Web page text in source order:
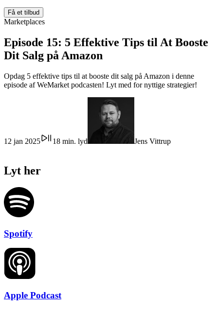
Få et tilbud
Marketplaces
Episode 15: 5 Effektive Tips til At Booste
Dit Salg på Amazon
Opdag 5 effektive tips til at booste dit salg på Amazon i denne
episode af WeMarket podcasten! Lyt med for nyttige strategier!
12 jan 2025 18 min. lyd Jens Vittrup
Lyt her
Spotify
Apple Podcast